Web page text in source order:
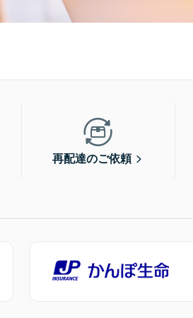
再配達のご依頼